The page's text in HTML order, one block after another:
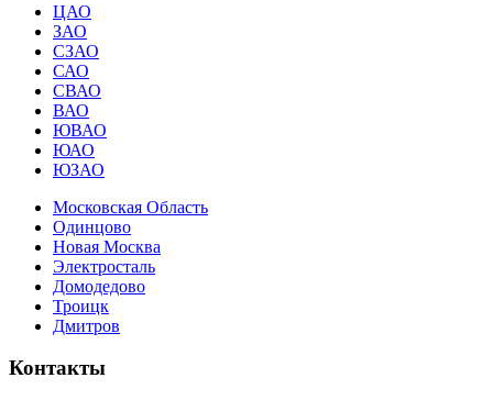
ЦАО
ЗАО
СЗАО
САО
СВАО
ВАО
ЮВАО
ЮАО
ЮЗАО
Московская Область
Одинцово
Новая Москва
Электросталь
Домодедово
Троицк
Дмитров
Контакты